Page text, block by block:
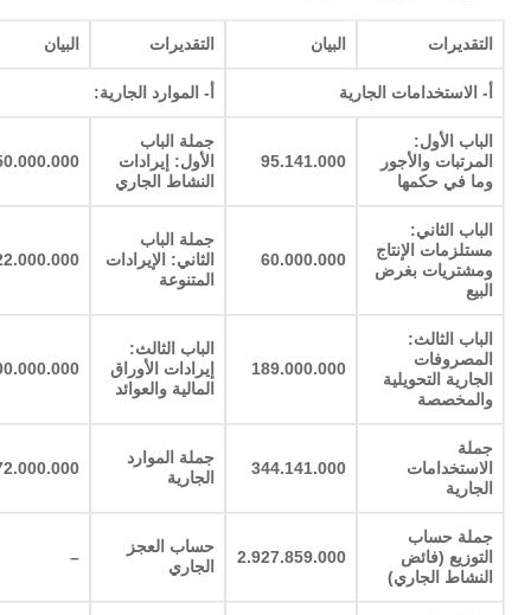
التقديرات البيان التقديرات البيان
أ- الاستخدامات الجارية أ- الموارد الجارية:
الباب الأول:
المرتبات والأجور
وما في حكمها
95.141.000
جملة الباب
الأول: إيرادات
النشاط الجاري
الباب الثاني:
مستلزمات الإنتاج
ومشتريات بغرض
البيع
60.000.000
جملة الباب
الثاني: الإيرادات
المتنوعة
الباب الثالث:
المصروفات
الجارية التحويلية
والمخصصة
189.000.000
الباب الثالث:
إيرادات الأوراق
المالية والعوائد
جملة
الاستخدامات
الجارية
344.141.000
جملة الموارد
الجارية
جملة حساب
التوزيع (فائض
النشاط الجاري)
2.927.859.000
حساب العجز
الجاري
–